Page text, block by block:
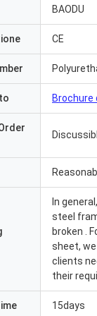
giorni fa e tutto è
che siamo
nella pianta.
con voi»
BAODU
CE
Brochure
In
steel
broken .
sheet,
clients
their
15days